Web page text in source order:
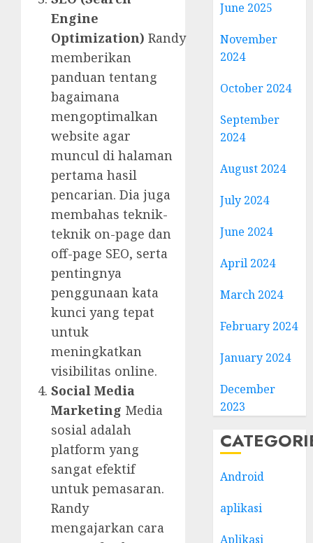
Engine
Optimization) Randy
memberikan
panduan tentang
bagaimana
mengoptimalkan
website agar
muncul di halaman
pertama hasil
pencarian. Dia juga
membahas teknik-
teknik on-page dan
off-page SEO, serta
pentingnya
penggunaan kata
kunci yang tepat
untuk
meningkatkan
visibilitas online.
Social Media
Marketing Media
sosial adalah
platform yang
sangat efektif
untuk pemasaran.
Randy
mengajarkan cara
June 2025
November
2024
October 2024
September
2024
August 2024
July 2024
June 2024
April 2024
March 2024
February 2024
January 2024
December
2023
Android
aplikasi
Aplikasi